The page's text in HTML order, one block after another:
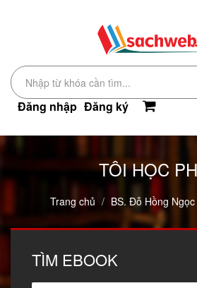
Đăng nhập Đăng ký
TÔI HỌC
Trang chủ BS. Đỗ Hồng Ngọc
TÌM EBOOK